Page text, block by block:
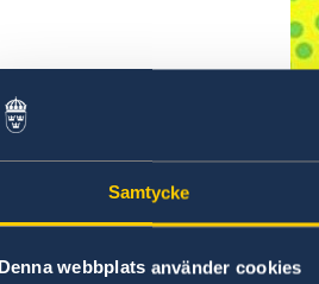
Samtycke
Denna webbplats använder cookies